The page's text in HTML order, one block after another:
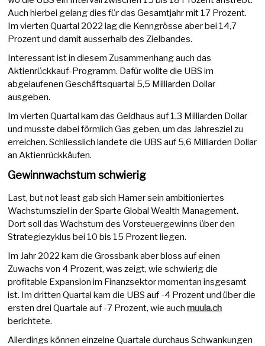
Auch hierbei gelang dies für das Gesamtjahr mit 17 Prozent.
Im vierten Quartal 2022 lag die Kenngrösse aber bei 14,7
Prozent und damit ausserhalb des Zielbandes.
Interessant ist in diesem Zusammenhang auch das
Aktienrückkauf-Programm. Dafür wollte die UBS im
abgelaufenen Geschäftsquartal 5,5 Milliarden Dollar
ausgeben.
Im vierten Quartal kam das Geldhaus auf 1,3 Milliarden Dollar
und musste dabei förmlich Gas geben, um das Jahresziel zu
erreichen. Schliesslich landete die UBS auf 5,6 Milliarden Dollar
an Aktienrückkäufen.
Gewinnwachstum schwierig
Last, but not least gab sich Hamer sein ambitioniertes
Wachstumsziel in der Sparte Global Wealth Management.
Dort soll das Wachstum des Vorsteuergewinns über den
Strategiezyklus bei 10 bis 15 Prozent liegen.
Im Jahr 2022 kam die Grossbank aber bloss auf einen
Zuwachs von 4 Prozent, was zeigt, wie schwierig die
profitable Expansion im Finanzsektor momentan insgesamt
ist. Im dritten Quartal kam die UBS auf -4 Prozent und über die
ersten drei Quartale auf -7 Prozent, wie auchmuula.ch
berichtete.
Allerdings können einzelne Quartale durchaus Schwankungen